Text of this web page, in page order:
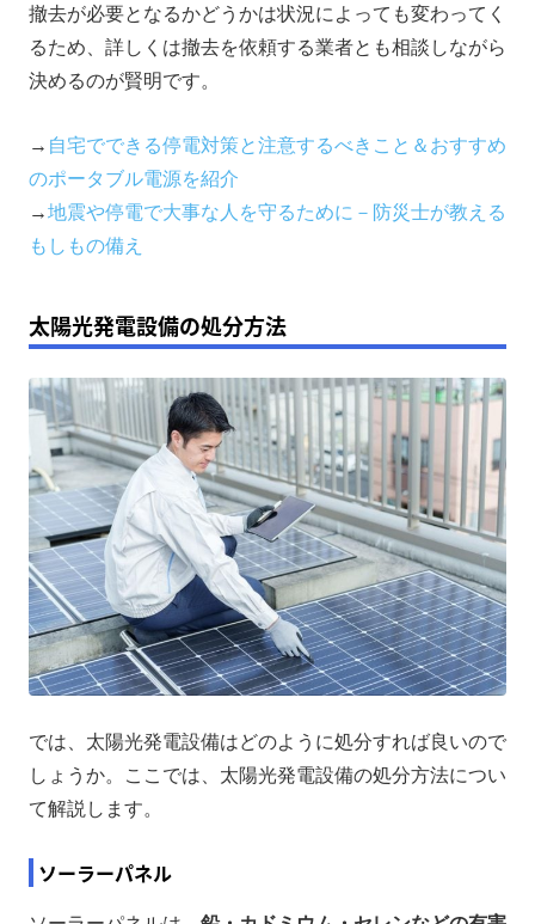
撤去が必要となるかどうかは状況によっても変わってく
るため、詳しくは撤去を依頼する業者とも相談しながら
決めるのが賢明です。
→ 自宅でできる停電対策と注意するべきこと＆おすすめ
のポータブル電源を紹介
→地震や停電で大事な人を守るために－防災士が教える
もしもの備え
太陽光発電設備の処分方法
では、太陽光発電設備はどのように処分すれば良いので
しょうか。ここでは、太陽光発電設備の処分方法につい
て解説します。
ソーラーパネル